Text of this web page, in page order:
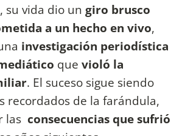
, su vida dio un giro brusco
a un hecho en vivo,
investigación periodística
que violó la
. El suceso sigue siendo
recordados de la farándula,
las consecuencias que sufrió